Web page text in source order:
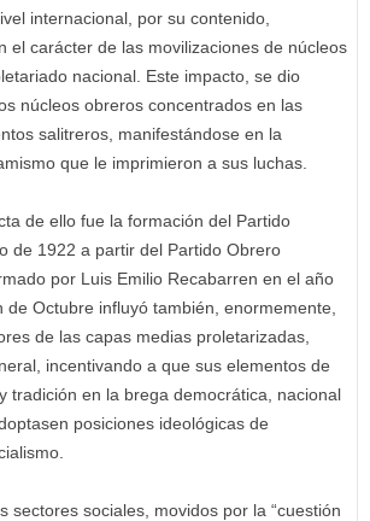
internacional, por su contenido,
el carácter de las movilizaciones de núcleos
nacional. Este impacto, se dio
núcleos obreros concentrados en las
salitreros, manifestándose en la
que le imprimieron a sus luchas.
de ello fue la formación del Partido
de 1922 a partir del Partido Obrero
por Luis Emilio Recabarren en el año
de Octubre influyó también, enormemente,
de las capas medias proletarizadas,
incentivando a que sus elementos de
tradición en la brega democrática, nacional
posiciones ideológicas de
sectores sociales, movidos por la “cuestión